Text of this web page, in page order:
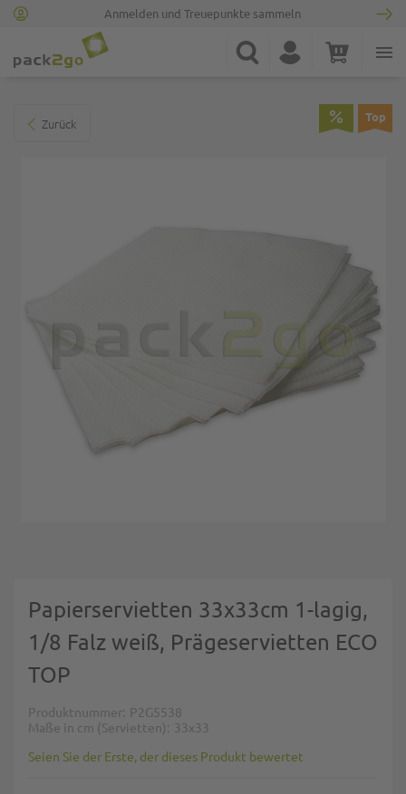
Anmelden und Treuepunkte sammeln
Suche Konto Warenkorb
Zurück Top
Papierservietten 33x33cm 1-lagig,
1/8 Falz weiß, Prägeservietten ECO
TOP
Produktnummer P2G5538
Maße in cm (Servietten)
33x33
Seien Sie der Erste, der dieses Produkt bewertet